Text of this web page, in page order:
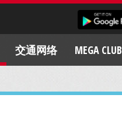
交通网络 MEGA CLUB